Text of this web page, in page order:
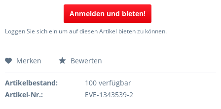
Anmelden und bieten!
Loggen Sie sich ein um auf diesen Artikel bieten zu können.
Merken Bewerten
Artikelbestand:
100 verfügbar
Artikel-Nr.:
EVE-1343539-2